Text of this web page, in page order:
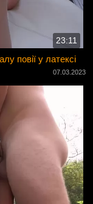
23:11
повії у латексі
07.03.2023